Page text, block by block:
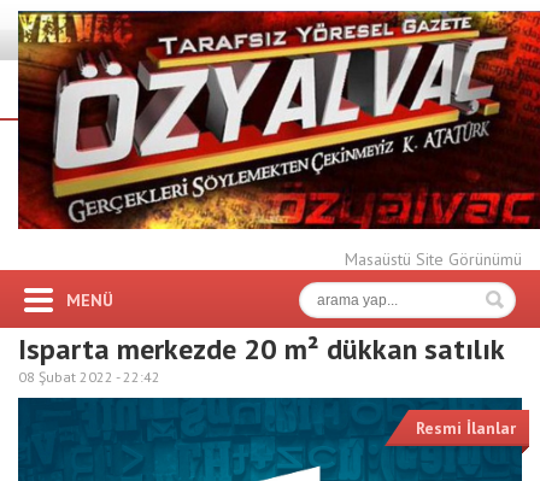
Masaüstü Site Görünümü
MENÜ
Isparta merkezde 20 m² dükkan satılık
08 Şubat 2022 - 22:42
Resmi İlanlar